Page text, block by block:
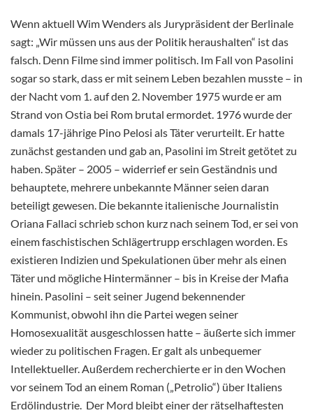
Wenn aktuell Wim Wenders als Jurypräsident der Berlinale
sagt: „Wir müssen uns aus der Politik heraushalten“ ist das
falsch. Denn Filme sind immer politisch. Im Fall von Pasolini
sogar so stark, dass er mit seinem Leben bezahlen musste – in
der Nacht vom 1. auf den 2. November 1975 wurde er am
Strand von Ostia bei Rom brutal ermordet. 1976 wurde der
damals 17-jährige Pino Pelosi als Täter verurteilt. Er hatte
zunächst gestanden und gab an, Pasolini im Streit getötet zu
haben. Später – 2005 – widerrief er sein Geständnis und
behauptete, mehrere unbekannte Männer seien daran
beteiligt gewesen. Die bekannte italienische Journalistin
Oriana Fallaci schrieb schon kurz nach seinem Tod, er sei von
einem faschistischen Schlägertrupp erschlagen worden. Es
existieren Indizien und Spekulationen über mehr als einen
Täter und mögliche Hintermänner – bis in Kreise der Mafia
hinein. Pasolini – seit seiner Jugend bekennender
Kommunist, obwohl ihn die Partei wegen seiner
Homosexualität ausgeschlossen hatte – äußerte sich immer
wieder zu politischen Fragen. Er galt als unbequemer
Intellektueller. Außerdem recherchierte er in den Wochen
vor seinem Tod an einem Roman („Petrolio“) über Italiens
Erdölindustrie. Der Mord bleibt einer der rätselhaftesten